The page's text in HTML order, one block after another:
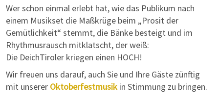
Wer schon einmal erlebt hat, wie das Publikum nach
einem Musikset die Maßkrüge beim „Prosit der
Gemütlichkeit“ stemmt, die Bänke besteigt und im
Rhythmusrausch mitklatscht, der weiß:
Die DeichTiroler kriegen einen HOCH!
Wir freuen uns darauf, auch Sie und Ihre Gäste zünftig
mit unserer Oktoberfestmusikin Stimmung zu bringen.